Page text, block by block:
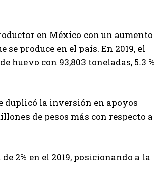
en México con un aumento
se produce en el país. En 2019, el
huevo con 93,803 toneladas, 5.3 %
duplicó la inversión en apoyos
de pesos más con respecto a
2% en el 2019, posicionando a la